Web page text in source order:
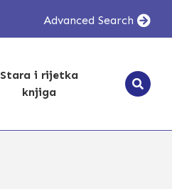
Advanced Search
Stara i rijetka
knjiga